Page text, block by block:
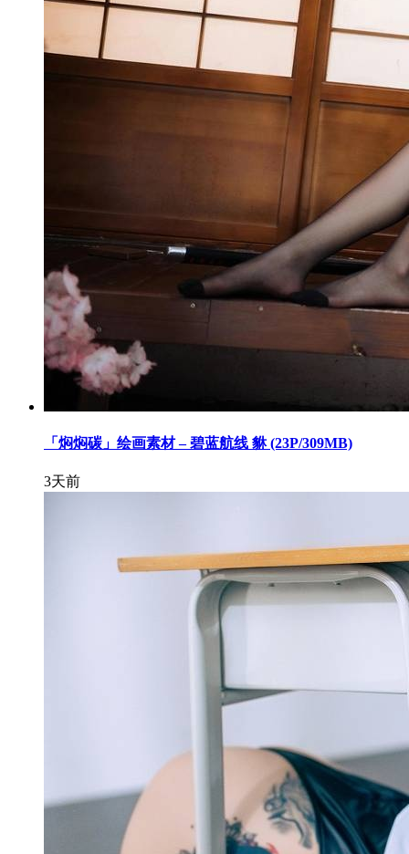
「焖焖碳」绘画素材 – 碧蓝航线 貅 (23P/309MB)
3天前